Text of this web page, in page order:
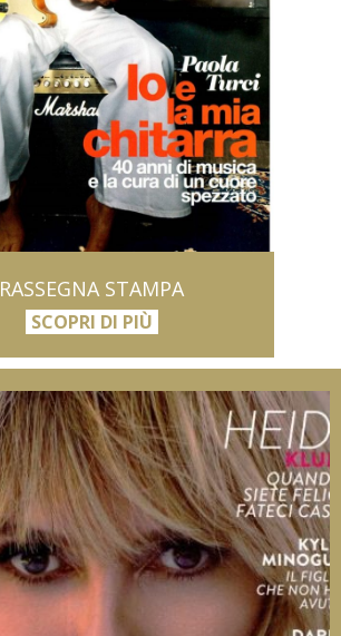
RASSEGNA STAMPA
SCOPRI DI PIÙ